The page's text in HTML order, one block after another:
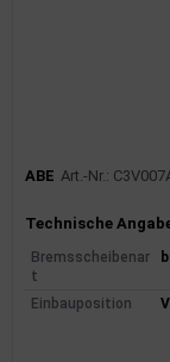
ABE Art.-Nr.:
Technische
Bremsscheibenar
t
Einbauposition